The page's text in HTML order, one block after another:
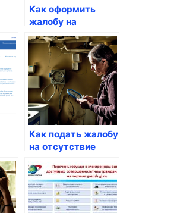
Как оформить
жалобу на
некачественную
изоляцию
коммуникаций
Как подать жалобу
на отсутствие
ЖКХ